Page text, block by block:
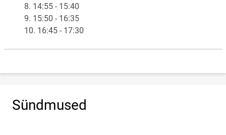
8. 14:55 - 15:40
9. 15:50 - 16:35
10. 16:45 - 17:30
Sündmused